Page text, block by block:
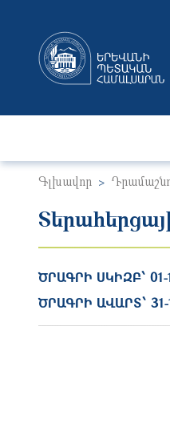
Գլխավոր
ԾՐԱԳՐԻ ՍԿԻԶԲ՝
ԾՐԱԳՐԻ ԱՎԱՐՏ՝